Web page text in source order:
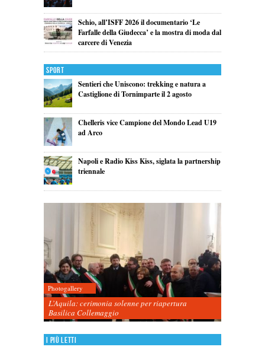
Schio, all’ISFF 2026 il documentario ‘Le
Farfalle della Giudecca’ e la mostra di moda dal
carcere di Venezia
Sport
Sentieri che Uniscono: trekking e natura a
Castiglione di Tornimparte il 2 agosto
Chelleris vice Campione del Mondo Lead U19
ad Arco
Napoli e Radio Kiss Kiss, siglata la partnership
triennale
Photogallery
L’Aquila: cerimonia solenne per riapertura
Basilica Collemaggio
I più letti